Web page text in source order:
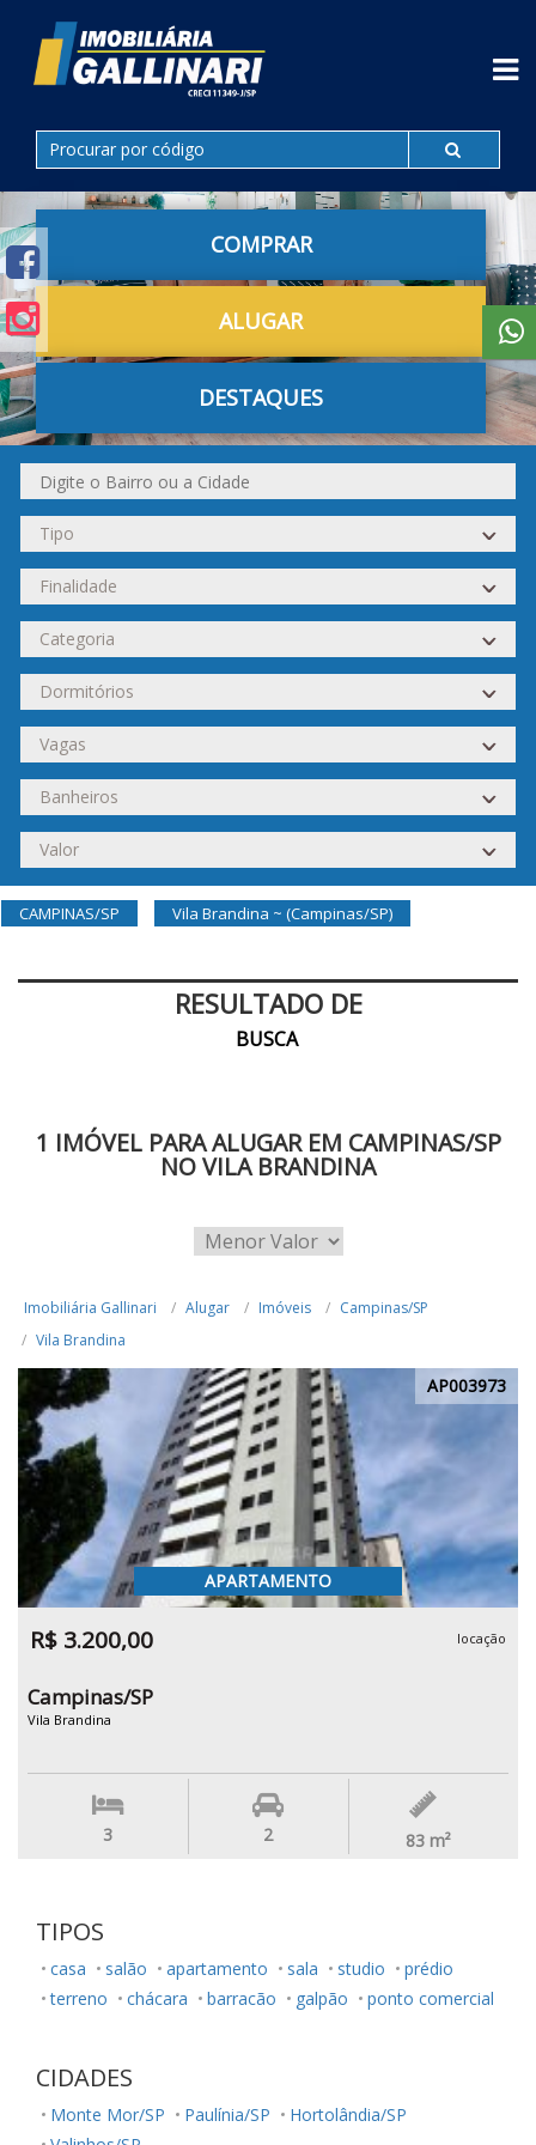
COMPRAR
ALUGAR
DESTAQUES
CAMPINAS/SP Vila Brandina ~ (Campinas/SP)
RESULTADO DE
BUSCA
1 IMÓVEL PARA ALUGAR EM CAMPINAS/SP
NO VILA BRANDINA
Imobiliária Gallinari Alugar Imóveis
Campinas/SP
Vila Brandina
AP003973
APARTAMENTO
R$ 3.200,00 locação
Campinas/SP
Vila Brandina
3 2 83 m²
TIPOS
casa salão apartamento sala studio
prédio
terreno
chácara barracão galpão ponto comercial
CIDADES
Monte Mor/SP Paulínia/SP
Hortolândia/SP